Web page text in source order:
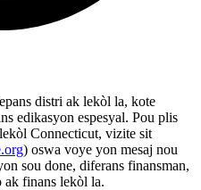
distri ak lekòl la, kote
edikasyon espesyal. Pou plis
Connecticut, vizite sit
) oswa voye yon mesaj nou
sou done, diferans finansman,
ak finans lekòl la.